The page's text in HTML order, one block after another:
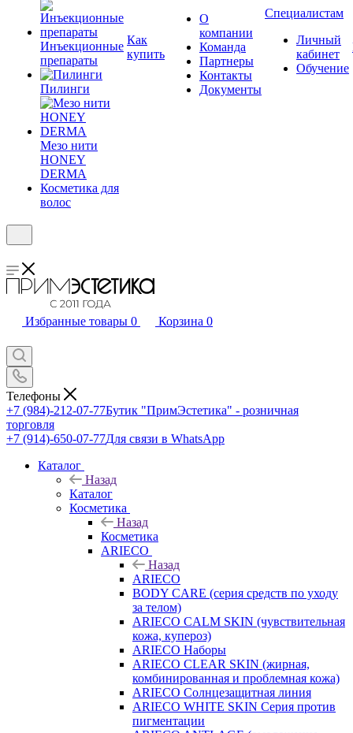
Инъекционные
препараты
Пилинги
Мезо нити
HONEY
DERMA
Косметика для
волос
Как
купить
О
компании
Команда
Партнеры
Контакты
Документы
Специалистам
Личный
кабинет
Обучение
Избранные товары 0 Корзина 0
Телефоны
+7 (984)-212-07-77Бутик "ПримЭстетика" - розничная
торговля
+7 (914)-650-07-77Для связи в WhatsApp
Каталог
Назад
Каталог
Косметика
Назад
Косметика
ARIECO
Назад
ARIECO
BODY CARE (серия средств по уходу
за телом)
ARIECO CALM SKIN (чувствительная
кожа, купероз)
ARIECO Наборы
ARIECO CLEAR SKIN (жирная,
комбинированная и проблемная кожа)
ARIECO Солнцезащитная линия
ARIECO WHITE SKIN Серия против
пигментации